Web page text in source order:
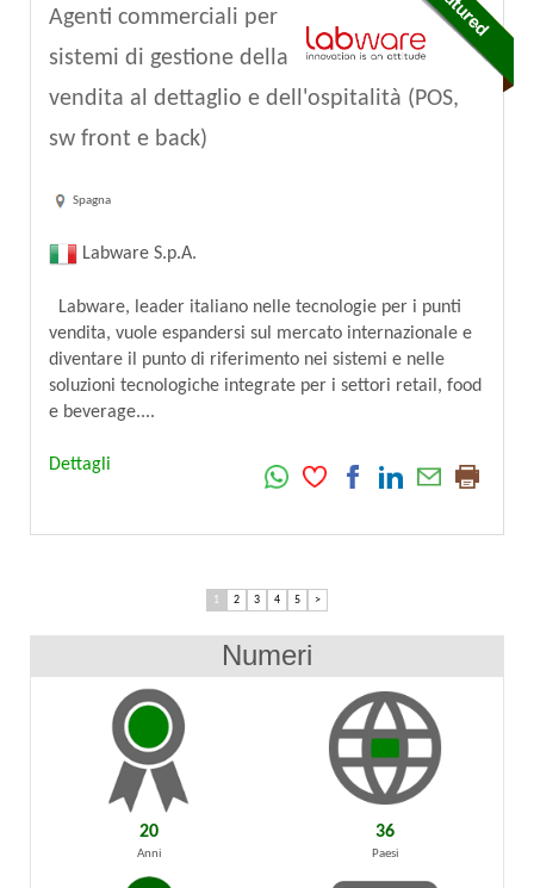
Agenti commerciali per
sistemi di gestione della
vendita al dettaglio e dell'ospitalità (POS,
sw front e back)
Spagna
Labware S.p.A.
Labware, leader italiano nelle tecnologie per i punti
vendita, vuole espandersi sul mercato internazionale e
diventare il punto di riferimento nei sistemi e nelle
soluzioni tecnologiche integrate per i settori retail, food
e beverage....
Dettagli
1 2 3 4 5 >
Numeri
20
Anni
36
Paesi